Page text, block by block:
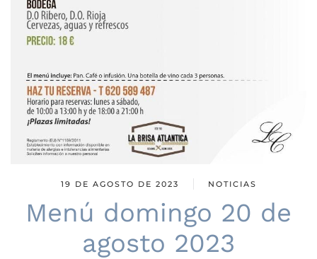
19 DE AGOSTO DE 2023 NOTICIAS
Menú domingo 20 de
agosto 2023